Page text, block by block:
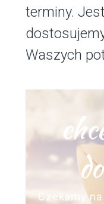
terminy.
Waszych
Czekamy